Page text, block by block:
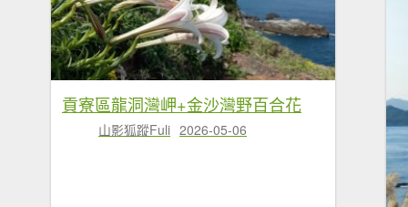
貢寮區龍洞灣岬+金沙灣野百合花
山影狐蹤Fuli 2026-05-06